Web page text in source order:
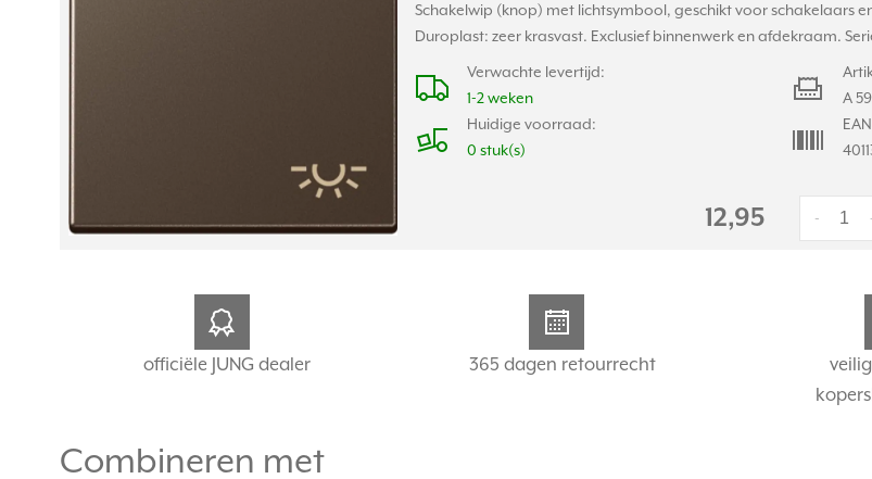
Schakelwip (knop) met lichtsymbool, geschikt voor schakelaars
Duroplast: zeer krasvast. Exclusief binnenwerk en afdekraam.
Verwachte levertijd:
1-2 weken
Huidige voorraad:
0 stuk(s)
A
12,95 -
officiële JUNG dealer 365 dagen retourrecht
Combineren met